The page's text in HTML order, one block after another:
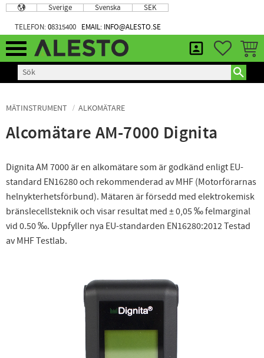
Meny
Sverige Svenska SEK
TELEFON:08315400 EMAIL: INFO@ALESTO.SE
MÄTINSTRUMENT ALKOMÄTARE
Alcomätare AM-7000 Dignita
Dignita AM 7000 är en alkomätare som är godkänd enligt EU-
standard EN16280 och rekommenderad av MHF (Motorförarnas
helnykterhetsförbund). Mätaren är försedd med elektrokemisk
bränslecellsteknik och visar resultat med ± 0,05 ‰ felmarginal
vid 0.50 ‰. Uppfyller nya EU-standarden EN16280:2012 Testad
av MHF Testlab.